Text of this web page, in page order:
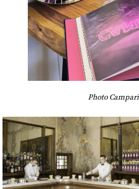
Photo Campari